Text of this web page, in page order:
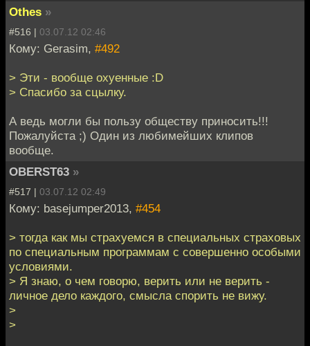
Othes »
#516 | 03.07.12 02:46
Кому: Gerasim, #492
> Эти - вообще охуенные :D
> Спасибо за сцылку.
А ведь могли бы пользу обществу приносить!!!
Пожалуйста ;) Один из любимейших клипов
вообще.
OBERST63 »
#517 | 03.07.12 02:49
Кому: basejumper2013, #454
> тогда как мы страхуемся в специальных страховых
по специальным программам с совершенно особыми
условиями.
> Я знаю, о чем говорю, верить или не верить -
личное дело каждого, смысла спорить не вижу.
>
>